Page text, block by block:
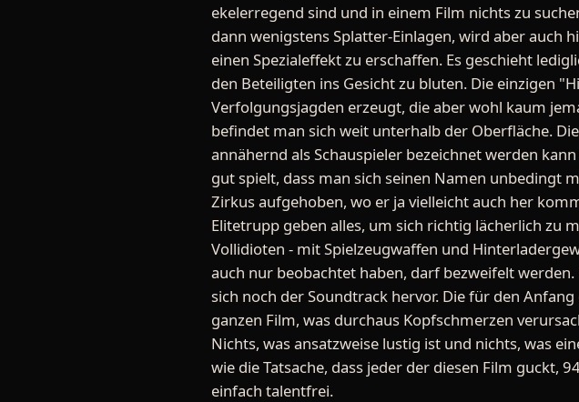
ekelerregend sind und in einem Film nichts zu
dann wenigstens Splatter-Einlagen, wird aber auch
einen Spezialeffekt zu erschaffen. Es geschieht
den Beteiligten ins Gesicht zu bluten. Die einzigen
Verfolgungsjagden erzeugt, die aber wohl kaum
befindet man sich weit unterhalb der Oberfläche.
annähernd als Schauspieler bezeichnet werden
gut spielt, dass man sich seinen Namen unbedingt
Zirkus aufgehoben, wo er ja vielleicht auch her
Elitetrupp geben alles, um sich richtig lächerlich zu
Vollidioten - mit Spielzeugwaffen und
auch nur beobachtet haben, darf bezweifelt
sich noch der Soundtrack hervor. Die für den
ganzen Film, was durchaus Kopfschmerzen
Nichts, was ansatzweise lustig ist und nichts, was
wie die Tatsache, dass jeder der diesen Film guckt,
einfach talentfrei.